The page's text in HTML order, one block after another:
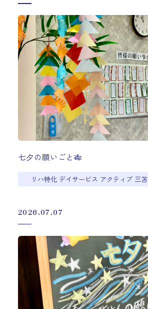
七夕の願いごと🎋
リハ特化 デイサービス アクティブ 三苫
2026.07.07